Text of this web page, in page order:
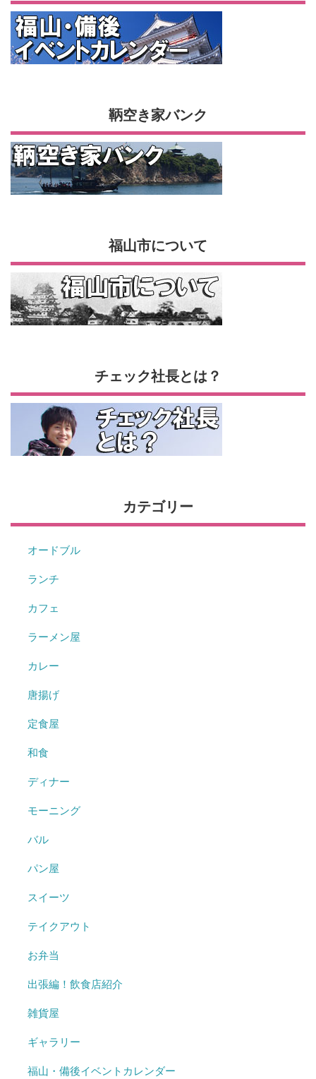
鞆空き家バンク
福山市について
チェック社長とは？
カテゴリー
オードブル
ランチ
カフェ
ラーメン屋
カレー
唐揚げ
定食屋
和食
ディナー
モーニング
バル
パン屋
スイーツ
テイクアウト
お弁当
出張編！飲食店紹介
雑貨屋
ギャラリー
福山・備後イベントカレンダー